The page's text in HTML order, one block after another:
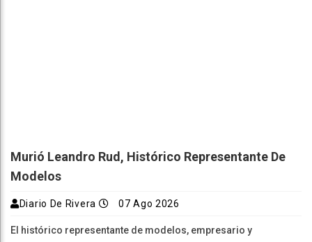
Murió Leandro Rud, Histórico Representante De
Modelos
Diario De Rivera 07 Ago 2026
El histórico representante de modelos, empresario y